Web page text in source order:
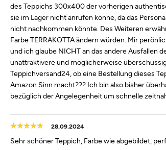
des Teppichs 300x400 der vorherigen
sie im Lager nicht anrufen könne, da das
nicht nachkommen könnte. Des Weiteren
Farbe TERRAKOTTA ändern würden. Mir
und ich glaube NICHT an das andere Ausfallen
unattraktivere und möglicherweise
Teppichversand24, ob eine Bestellung dieses
Amazon Sinn macht??? Ich bin also bisher
bezüglich der Angelegenheit um schnelle
28.09.2024
Sehr schöner Teppich, Farbe wie abgebildet,